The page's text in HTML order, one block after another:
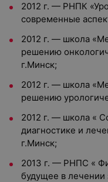
2012 г. — РНПК
современные
2012 г. — школа
решению
г.Минск;
2012 г. — школа
решению
2012 г. — школа «
диагностике и
г.Минск;
2013 г. — РНПС «
будущее в лечении